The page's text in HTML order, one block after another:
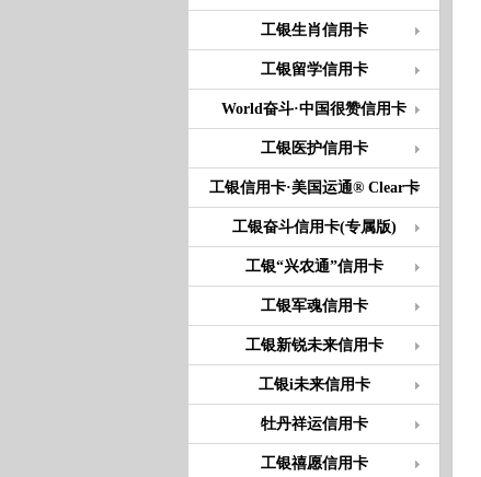
工银生肖信用卡
工银留学信用卡
World奋斗·中国很赞信用卡
工银医护信用卡
工银信用卡·美国运通® Clear卡
工银奋斗信用卡(专属版)
工银“兴农通”信用卡
工银军魂信用卡
工银新锐未来信用卡
工银i未来信用卡
牡丹祥运信用卡
工银禧愿信用卡